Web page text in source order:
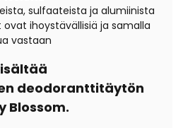
sulfaateista ja alumiinista
ihoystävällisiä ja samalla
vastaan
deodoranttitäytön
Blossom.